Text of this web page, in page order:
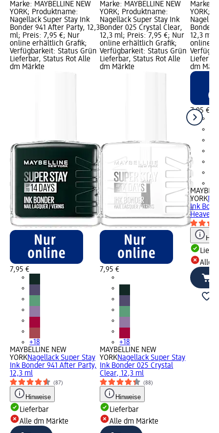
Marke: MAYBELLINE NEW
YORK; Produktname:
Nagellack Super Stay Ink
Bonder 941 After Party, 12,3
ml; Preis: 7,95 €; Nur
online erhältlich Grafik;
Verfügbarkeit: Status Grün
Lieferbar, Status Rot Alle
dm Märkte
7,95 €
+18
MAYBELLINE NEW
YORKNagellack Super Stay
Ink Bonder 941 After Party,
12,3 ml
(87)
Hinweise
Lieferbar
Alle dm Märkte
Marke: MAYBELLINE NEW
YORK; Produktname:
Nagellack Super Stay Ink
Bonder 025 Crystal Clear,
12,3 ml; Preis: 7,95 €; Nur
online erhältlich Grafik;
Verfügbarkeit: Status Grün
Lieferbar, Status Rot Alle
dm Märkte
7,95 €
+18
MAYBELLINE NEW
YORKNagellack Super Stay
Ink Bonder 025 Crystal
Clear, 12,3 ml
(88)
Hinweise
Lieferbar
Alle dm Märkte
Marke:
YORK;
Bonder
12,3 ml;
online
dm
7,95 €
YORK
Ink
Heaven,
Alle